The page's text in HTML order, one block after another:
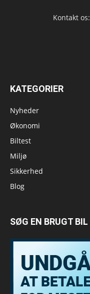
Kontakt os:
KATEGORIER
Nyheder
Økonomi
Biltest
Miljø
Sikkerhed
Blog
SØG EN BRUGT BIL